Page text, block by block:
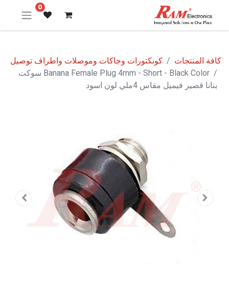
0
كافة المنتجات
كونكتورات وجاكات وموصلات واطراف توصيل
Banana Female Plug 4mm - Short - Black Color سوكت
بنانا قصير فيميل مقاس 4ملي لون اسود